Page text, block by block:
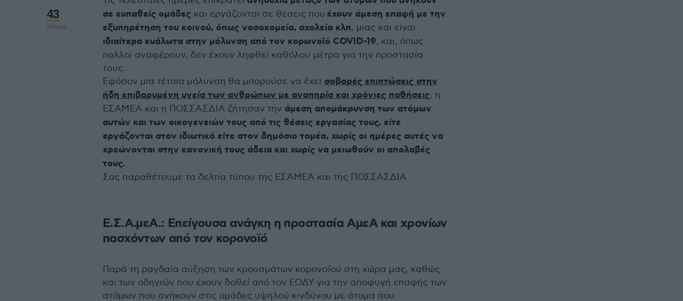
43
Shares
σε ευπαθείς ομάδες και εργάζονται σε θέσεις που έχουν άμεση επαφή με την
εξυπηρέτηση του κοινού, όπως νοσοκομεία, σχολεία κλπ, μιας και είναι
ιδιαίτερα ευάλωτα στην μόλυνση από τον κορωνοϊό COVID-19, και, όπως
πολλοί αναφέρουν, δεν έχουν ληφθεί καθόλου μέτρα για την προστασία
τους.
Εφόσον μια τέτοια μόλυνση θα μπορούσε να έχει σοβαρές επιπτώσεις στην
ήδη επιβαρυμένη υγεία των ανθρώπων με αναπηρία και χρόνιες παθήσεις, η
ΕΣΑΜΕΑ και η ΠΟΣΣΑΣΔΙΑ ζήτησαν την άμεση απομάκρυνση των ατόμων
αυτών και των οικογενειών τους από τις θέσεις εργασίας τους, είτε
εργάζονται στον ιδιωτικό είτε στον δημόσιο τομέα, χωρίς οι ημέρες αυτές να
χρεώνονται στην κανονική τους άδεια και χωρίς να μειωθούν οι απολαβές
τους.
Σας παραθέτουμε τα δελτία τύπου της ΕΣΑΜΕΑ και της ΠΟΣΣΑΣΔΙΑ
Ε.Σ.Α.μεΑ.: Επείγουσα ανάγκη η προστασία ΑμεΑ και χρονίων
πασχόντων από τον κορονοϊό
Παρά τη ραγδαία αύξηση των κρουσμάτων κορονοϊού στη χώρα μας, καθώς
και των οδηγιών που έχουν δοθεί από τον ΕΟΔΥ για την αποφυγή επαφής των
ατόμων που ανήκουν στις ομάδες υψηλού κινδύνου με άτομα που